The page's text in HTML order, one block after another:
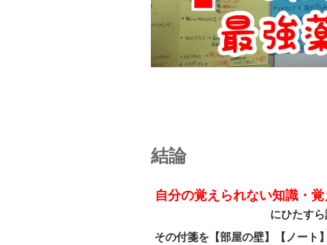
結論
自分の覚えられない知識・覚
にひたす
その付箋を 【部屋の壁】【ノート